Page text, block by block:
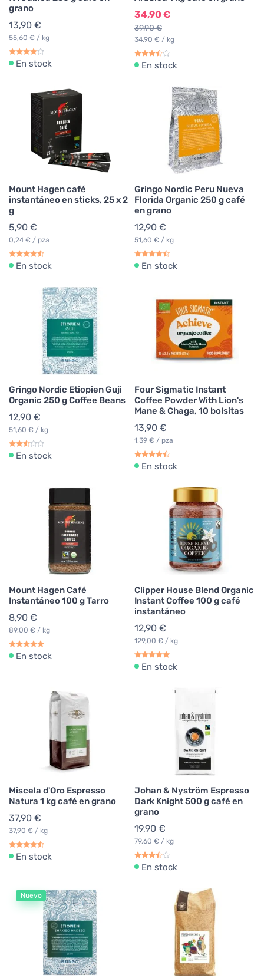
grano
13,90 €
55,60 € / kg
En stock
34,90 €
39,90 €
34,90 € / kg
En stock
Mount Hagen café
instantáneo en sticks, 25 x 2
g
5,90 €
0,24 € / pza
En stock
Gringo Nordic Peru Nueva
Florida Organic 250 g café
en grano
12,90 €
51,60 € / kg
En stock
Gringo Nordic Etiopien Guji
Organic 250 g Coffee Beans
12,90 €
51,60 € / kg
En stock
Four Sigmatic Instant
Coffee Powder With Lion's
Mane & Chaga, 10 bolsitas
13,90 €
1,39 € / pza
En stock
Mount Hagen Café
Instantáneo 100 g Tarro
8,90 €
89,00 € / kg
En stock
Clipper House Blend Organic
Instant Coffee 100 g café
instantáneo
12,90 €
129,00 € / kg
En stock
Miscela d'Oro Espresso
Natura 1 kg café en grano
37,90 €
37,90 € / kg
En stock
Johan & Nyström Espresso
Dark Knight 500 g café en
grano
19,90 €
79,60 € / kg
En stock
Nuevo